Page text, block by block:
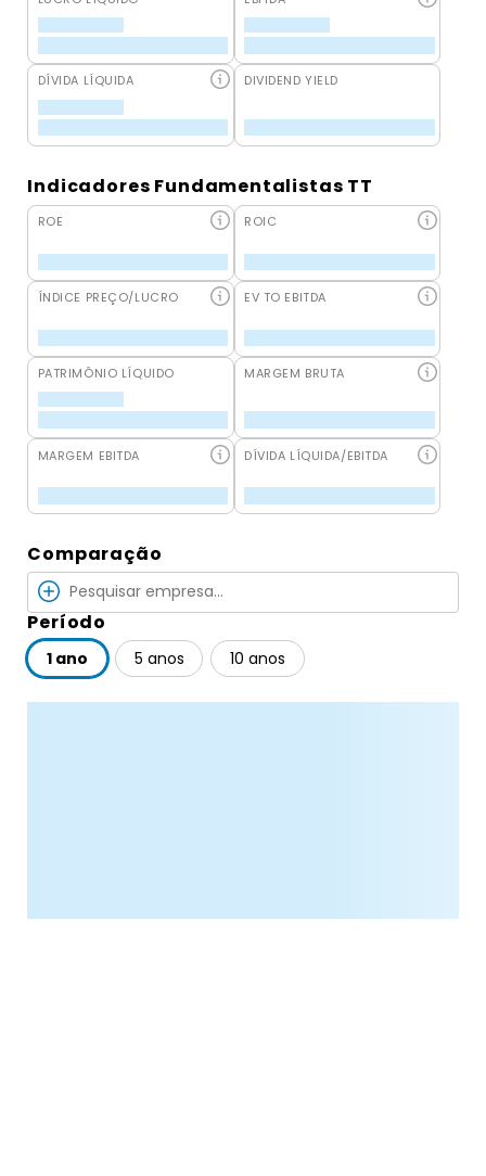
DÍVIDA LÍQUIDA DIVIDEND YIELD
Indicadores Fundamentalistas TT
ROE ROIC
ÍNDICE PREÇO/LUCRO EV TO EBITDA
PATRIMÔNIO LÍQUIDO MARGEM BRUTA
MARGEM EBITDA DÍVIDA LÍQUIDA/EBITDA
Comparação
Período
1 ano 5 anos 10 anos